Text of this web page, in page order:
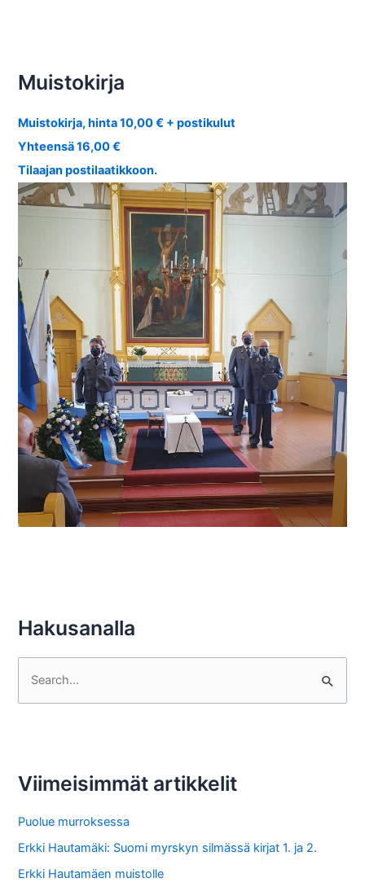
Muistokirja
Muistokirja, hinta 10,00 € + postikulut
Yhteensä 16,00 €
Tilaajan postilaatikkoon.
Hakusanalla
h
r
:
Viimeisimmät artikkelit
Puolue murroksessa
Erkki Hautamäki: Suomi myrskyn silmässä kirjat 1. ja 2.
Erkki Hautamäen muistolle